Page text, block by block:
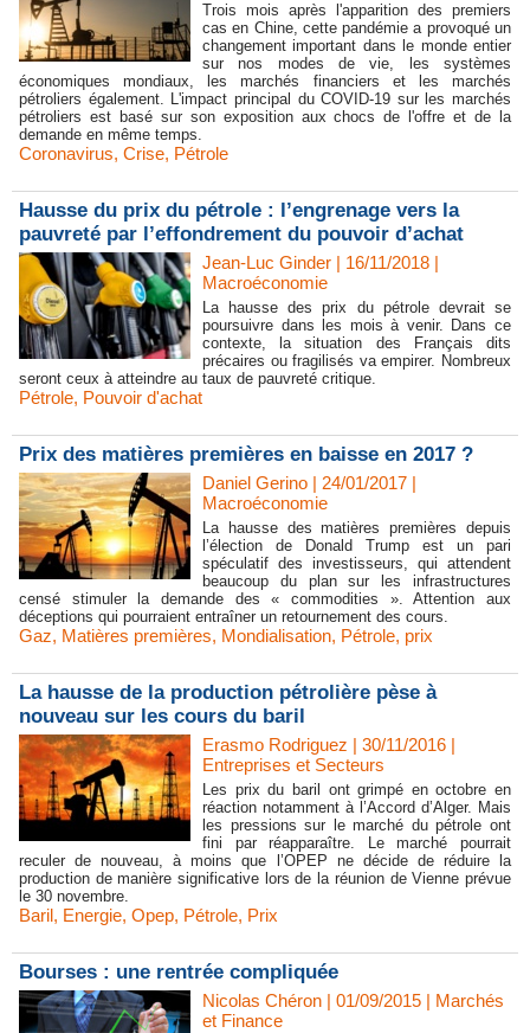
Trois mois après l'apparition des premiers
cas en Chine, cette pandémie a provoqué un
changement important dans le monde entier
sur nos modes de vie, les systèmes
économiques mondiaux, les marchés financiers et les marchés
pétroliers également. L'impact principal du COVID-19 sur les marchés
pétroliers est basé sur son exposition aux chocs de l'offre et de la
demande en même temps.
Coronavirus, Crise, Pétrole
Hausse du prix du pétrole : l’engrenage vers la
pauvreté par l’effondrement du pouvoir d’achat
Jean-Luc Ginder | 16/11/2018 |
Macroéconomie
La hausse des prix du pétrole devrait se
poursuivre dans les mois à venir. Dans ce
contexte, la situation des Français dits
précaires ou fragilisés va empirer. Nombreux
seront ceux à atteindre au taux de pauvreté critique.
Pétrole, Pouvoir d'achat
Prix des matières premières en baisse en 2017 ?
Daniel Gerino | 24/01/2017 |
Macroéconomie
La hausse des matières premières depuis
l’élection de Donald Trump est un pari
spéculatif des investisseurs, qui attendent
beaucoup du plan sur les infrastructures
censé stimuler la demande des « commodities ». Attention aux
déceptions qui pourraient entraîner un retournement des cours.
Gaz, Matières premières, Mondialisation, Pétrole, prix
La hausse de la production pétrolière pèse à
nouveau sur les cours du baril
Erasmo Rodriguez | 30/11/2016 |
Entreprises et Secteurs
Les prix du baril ont grimpé en octobre en
réaction notamment à l’Accord d’Alger. Mais
les pressions sur le marché du pétrole ont
fini par réapparaître. Le marché pourrait
reculer de nouveau, à moins que l’OPEP ne décide de réduire la
production de manière significative lors de la réunion de Vienne prévue
le 30 novembre.
Baril, Energie, Opep, Pétrole, Prix
Bourses : une rentrée compliquée
Nicolas Chéron | 01/09/2015 | Marchés
et Finance